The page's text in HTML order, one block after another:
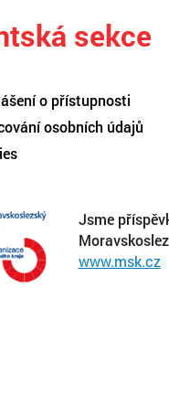
sekce
o přístupnosti
osobních údajů
Jsme
www.msk.cz